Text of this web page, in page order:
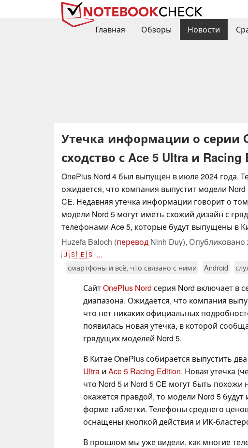
Главная
Обзоры Новости
Утечка информации о серии
сходство с Ace 5 Ultra и Racing
OnePlus Nord 4 был выпущен в июле 2024 года.
ожидается, что компания выпустит модели Nord
CE. Недавняя утечка информации говорит о
модели Nord 5 могут иметь схожий дизайн с
телефонами Ace 5, которые будут выпущены в
Huzefa Baloch (перевод Ninh Duy), Опубликовано
🇺🇸🇪🇸 ...
смартфоны и всё, что связано с ними Android
СайтOnePlus Nord серия Nord включает в
диапазона. Ожидается, что компания
что нет никаких официальных
появилась новая утечка, в которой
грядущих моделей Nord 5.
В Китае OnePlus собирается выпустить
Ultra и Ace 5 Racing Edition. Новая утечка
что Nord 5 и Nord 5 CE могут быть похожи
окажется правдой, то модели Nord 5
форме таблетки. Телефоны среднего
оснащены кнопкой действия и ИК-
В прошлом мы уже видели, как многие